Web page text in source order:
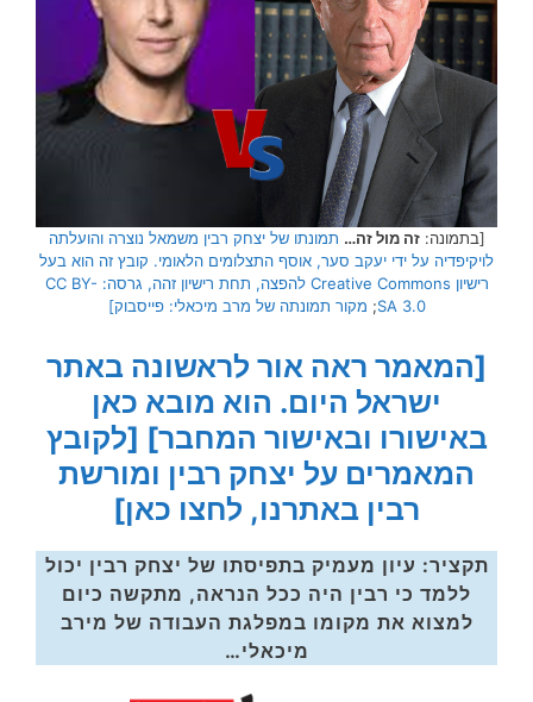
[בתמונה:זה מול זה… תמונתו של יצחק רבין משמאל נוצרה והועלתה
לויקיפדיה על ידי יעקב סער, אוסף התצלומים הלאומי. קובץ זה הוא בעל
רישיון Creative Commons להפצה, תחת רישיון זהה, גרסה: CC BY-
SA 3.0
; מקור תמונתה של מרב מיכאלי: פייסבוק]
[המאמר ראה אור לראשונה באתר
ישראל היום. הוא מובא כאן
באישורו ובאישור המחבר] [לקובץ
המאמרים על יצחק רבין ומורשת
רבין באתרנו, לחצו כאן]
תקציר: עיון מעמיק בתפיסתו של יצחק רבין יכול
ללמד כי רבין היה ככל הנראה, מתקשה כיום
למצוא את מקומו במפלגת העבודה של מירב
מיכאלי…